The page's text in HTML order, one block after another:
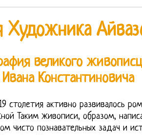
Художника
великого
Константиновича
столетия активно развивалось
Таким живописи, образом,
чисто познавательных задач и